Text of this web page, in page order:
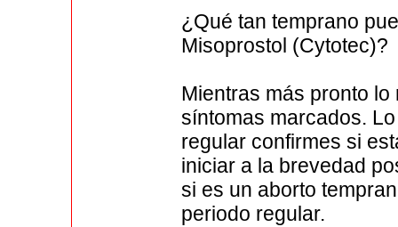
¿Qué tan temprano
Misoprostol (Cytotec)?
Mientras más pronto
síntomas marcados.
regular confirmes si
iniciar a la brevedad
si es un aborto
periodo regular.